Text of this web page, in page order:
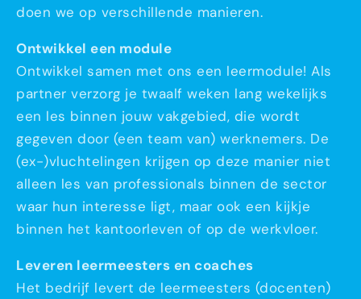
doen we op verschillende manieren.
Ontwikkel een module
Ontwikkel samen met ons een leermodule! Als
partner verzorg je twaalf weken lang wekelijks
een les binnen jouw vakgebied, die wordt
gegeven door (een team van) werknemers. De
(ex-)vluchtelingen krijgen op deze manier niet
alleen les van professionals binnen de sector
waar hun interesse ligt, maar ook een kijkje
binnen het kantoorleven of op de werkvloer.
Leveren leermeesters en coaches
Het bedrijf levert de leermeesters (docenten)